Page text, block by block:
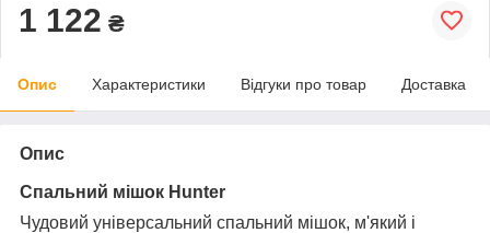
1 122 ₴
Опис Характеристики Відгуки про товар Доставка
Опис
Спальний мішок Hunter
Чудовий універсальний спальний мішок, м'який і